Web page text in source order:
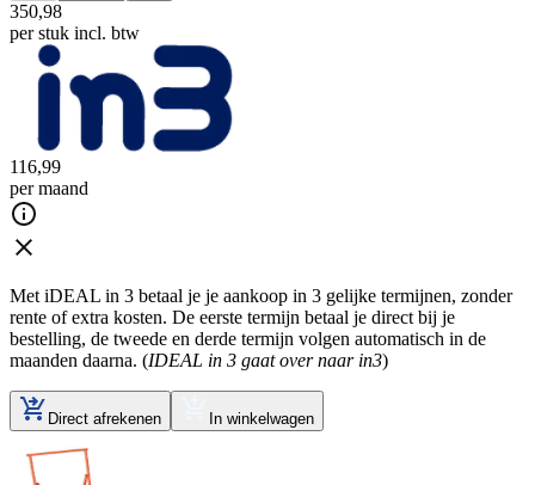
350,98
per stuk incl. btw
116,99
per maand
Met iDEAL in 3 betaal je je aankoop in 3 gelijke termijnen, zonder
rente of extra kosten. De eerste termijn betaal je direct bij je
bestelling, de tweede en derde termijn volgen automatisch in de
maanden daarna. (IDEAL in 3 gaat over naar in3)
Direct afrekenen In winkelwagen